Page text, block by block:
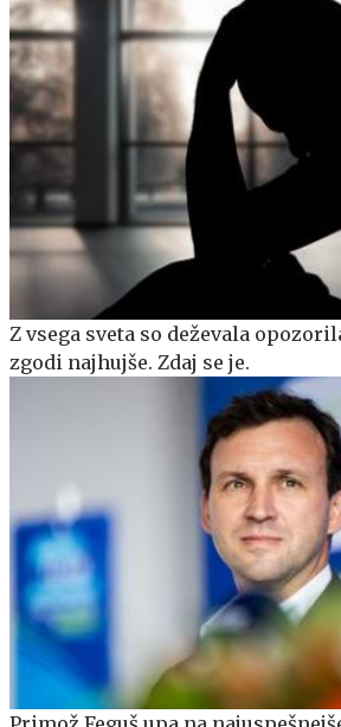
Z vsega sveta so deževala
zgodi najhujše. Zdaj se je.